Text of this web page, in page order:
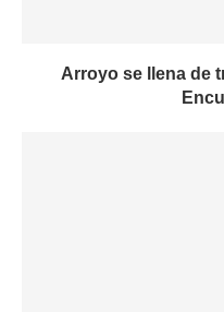
Arroyo se llena de